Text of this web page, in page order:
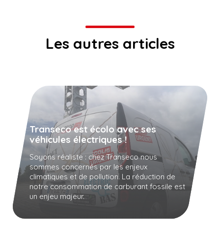
Les autres articles
Transeco est écolo avec ses
véhicules électriques !
Soyons réaliste : chez Transeco nous
sommes concernés par les enjeux
climatiques et de pollution. La réduction de
notre consommation de carburant fossile est
un enjeu majeur.